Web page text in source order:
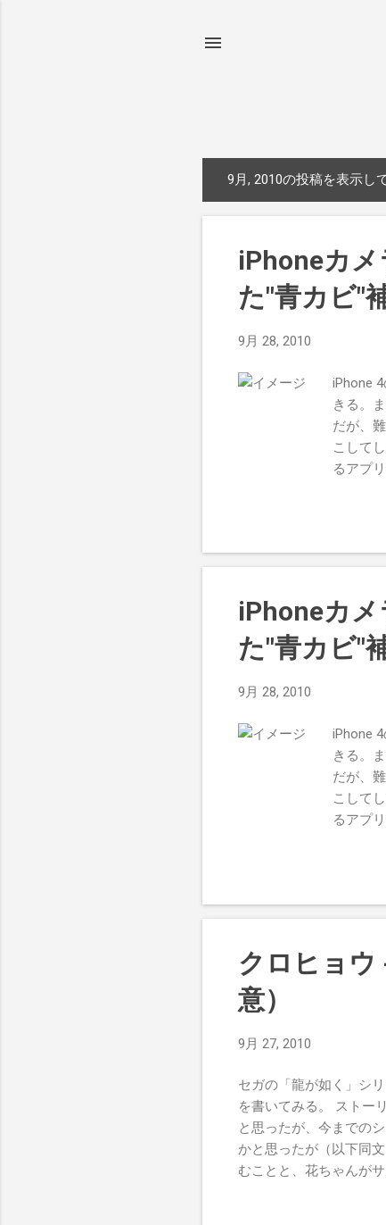
稿
9月, 2010の投稿を表示し
iPhoneカ
た"青カビ"
9月 28, 2010
iPhone
きる。
だが、
こして
るアプ
近が妙
ではな
覚がし
（ブレ
トイカ
番目の
の３段
みた。
しれな
補正・
iPhoneカ
た"青カビ"
9月 28, 2010
iPhone
きる。
だが、
こして
るアプ
近が妙
ではな
覚がし
番目の
の３段
みた。
しれな
補正・
クロヒョウ
意）
9月 27, 2010
セガの「龍が如く」シ
を書いてみる。 ストー
と思ったが、今までの
かと思ったが（以下同
むことと、花ちゃんが
の人、もうちょっと演